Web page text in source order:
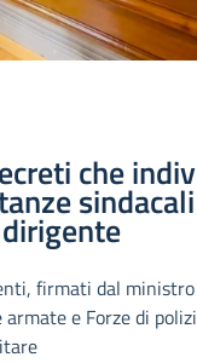
che
firmati dal
e Forze di